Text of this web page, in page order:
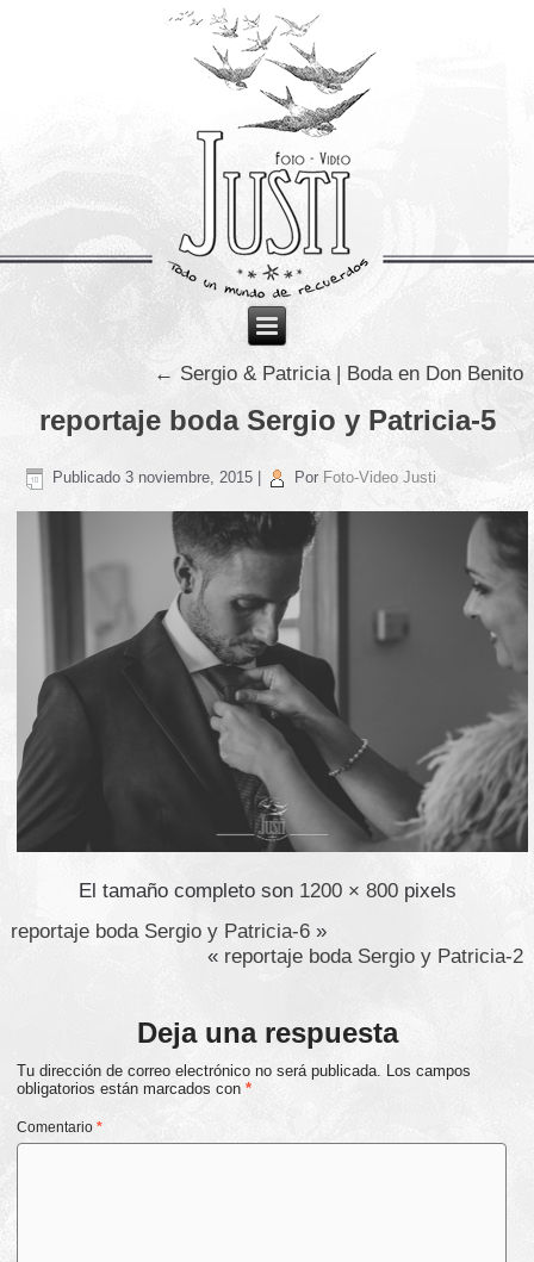
← Sergio & Patricia | Boda en Don Benito
reportaje boda Sergio y Patricia-5
Publicado 3 noviembre, 2015 Por Foto-Video Justi
El tamaño completo son 1200 × 800pixels
reportaje boda Sergio y Patricia-6 »
« reportaje boda Sergio y Patricia-2
Deja una respuesta
Tu dirección de correo electrónico no será publicada. Los campos
obligatorios están marcados con*
Comentario*